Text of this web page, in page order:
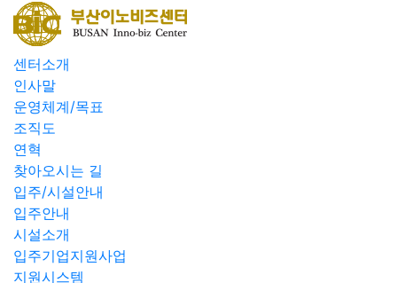
센터소개
인사말
운영체계/목표
조직도
연혁
찾아오시는 길
입주/시설안내
입주안내
시설소개
입주기업지원사업
지원시스템